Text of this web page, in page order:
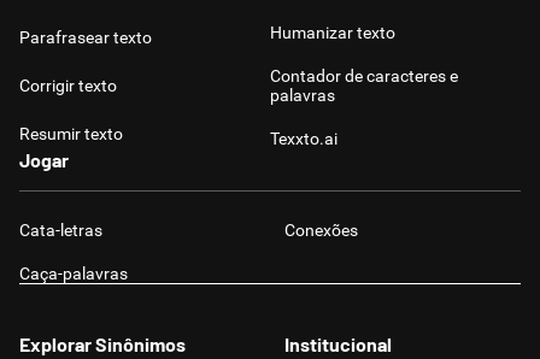
Parafrasear texto
Corrigir texto
Resumir texto
Humanizar texto
Contador de caracteres e
palavras
Texxto.ai
Jogar
Cata-letras Conexões
Caça-palavras
Explorar Sinônimos Institucional